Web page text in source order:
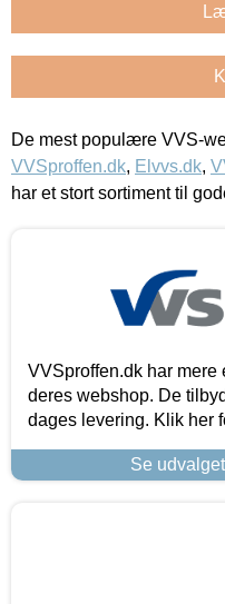
De mest populære VVS-
VVSproffen.dk, Elvvs.dk,
har et stort sortiment til
VVSproffen.dk har mere
deres webshop. De
dages levering. Klik her
Se